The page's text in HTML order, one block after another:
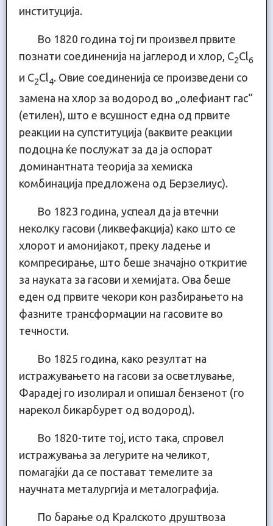
институција.
Во 1820 година тој ги произвел првите
познати соединенија на јаглерод и хлор, C2Cl6
и C2Cl4. Овие соединенија се произведени со
замена на хлор за водород во „олефиант гас“
(етилен), што е всушност една од првите
реакции на супституција (ваквите реакции
подоцна ќе послужат за да ја оспорат
доминантната теорија за хемиска
комбинација предложена од Берзелиус).
Во 1823 година, успеал да ја втечни
неколку гасови (ликвефакција) како што се
хлорот и амонијакот, преку ладење и
компресирање, што беше значајно откритие
за науката за гасови и хемијата. Ова беше
еден од првите чекори кон разбирањето на
фазните трансформации на гасовите во
течности.
Во 1825 година, како резултат на
истражувањето на гасови за осветлување,
Фарадеј го изолирал и опишал бензенот (го
нарекол бикарбурет од водород).
Во 1820-тите тој, исто така, спровел
истражувања за легурите на челикот,
помагајќи да се постават темелите за
научната металургија и металографија.
По барање од Кралското друштвоза